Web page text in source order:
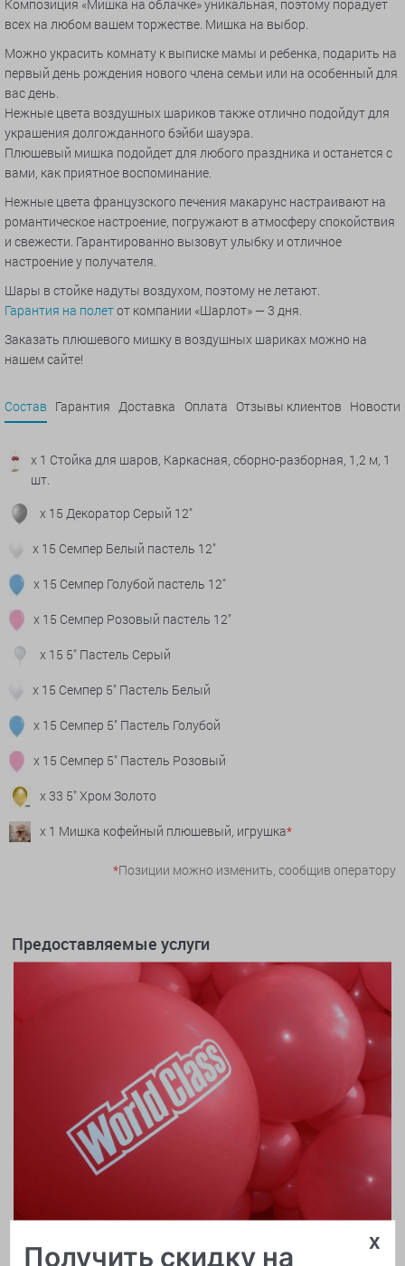
Композиция «Мишка на облачке» уникальная, поэтому порадует
всех на любом вашем торжестве. Мишка на выбор.
Можно украсить комнату к выписке мамы и ребенка, подарить на
первый день рождения нового члена семьи или на особенный для
вас день.
Нежные цвета воздушных шариков также отлично подойдут для
украшения долгожданного бэйби шауэра.
Плюшевый мишка подойдет для любого праздника и останется с
вами, как приятное воспоминание.
Нежные цвета французского печения макарунс настраивают на
романтическое настроение, погружают в атмосферу спокойствия
и свежести. Гарантированно вызовут улыбку и отличное
настроение у получателя.
Шары в стойке надуты воздухом, поэтому не летают.
Гарантия на полетот компании «Шарлот» — 3 дня.
Заказать плюшевого мишку в воздушных шариках можно на
нашем сайте!
Состав Гарантия Доставка Оплата Отзывы клиентов Новости
x 1 Стойка для шаров, Каркасная, сборно-разборная, 1,2 м, 1
шт.
x 15 Декоратор Серый 12"
x 15 Семпер Белый пастель 12"
x 15 Семпер Голубой пастель 12"
x 15 Семпер Розовый пастель 12"
x 15 5" Пастель Серый
x 15 Семпер 5" Пастель Белый
x 15 Семпер 5" Пастель Голубой
x 15 Семпер 5" Пастель Розовый
x 33 5" Хром Золото
x 1 Мишка кофейный плюшевый, игрушка*
*Позиции можно изменить, сообщив оператору
Предоставляемые услуги
x
Получить скидку на